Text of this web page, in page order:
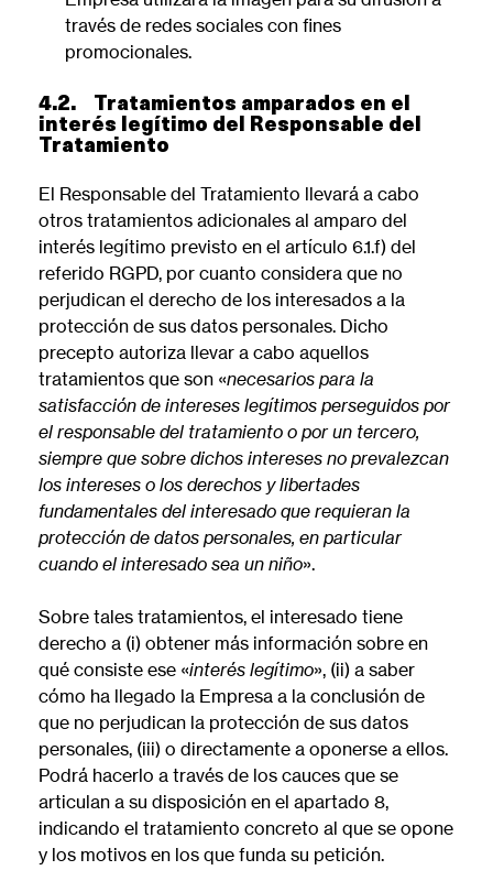
través de redes sociales con fines
promocionales.
4.2. Tratamientos amparados en el
interés legítimo del Responsable del
Tratamiento
El Responsable del Tratamiento llevará a cabo
otros tratamientos adicionales al amparo del
interés legítimo previsto en el artículo 6.1.f) del
referido RGPD, por cuanto considera que no
perjudican el derecho de los interesados a la
protección de sus datos personales. Dicho
precepto autoriza llevar a cabo aquellos
tratamientos que son «necesarios para la
satisfacción de intereses legítimos perseguidos por
el responsable del tratamiento o por un tercero,
siempre que sobre dichos intereses no prevalezcan
los intereses o los derechos y libertades
fundamentales del interesado que requieran la
protección de datos personales, en particular
cuando el interesado sea un niño».
Sobre tales tratamientos, el interesado tiene
derecho a (i) obtener más información sobre en
qué consiste ese «interés legítimo», (ii) a saber
cómo ha llegado la Empresa a la conclusión de
que no perjudican la protección de sus datos
personales, (iii) o directamente a oponerse a ellos.
Podrá hacerlo a través de los cauces que se
articulan a su disposición en el apartado 8,
indicando el tratamiento concreto al que se opone
y los motivos en los que funda su petición.